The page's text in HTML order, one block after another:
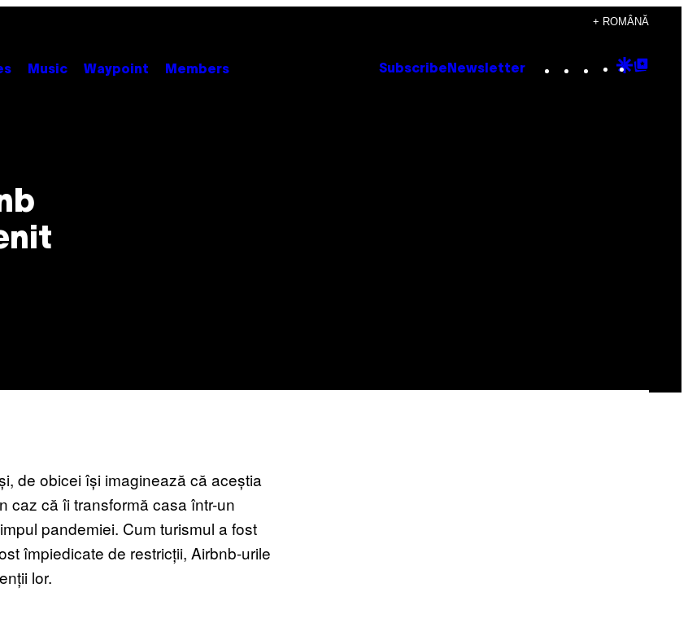
+ ROMÂNĂ
Music Waypoint Members Subscribe Newsletter Instagram
TikTok
YouTube
Google
de obicei își imaginează că aceștia
caz că îi transformă casa într-un
pandemiei. Cum turismul a fost
împiedicate de restricții, Airbnb-urile
lor.